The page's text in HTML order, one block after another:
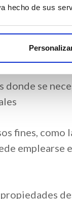
hecho de sus
agua.
y sabores
de
donde se
fines, como
emplearse